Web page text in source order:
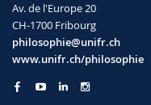
Av. de l'Europe 20
CH-1700 Fribourg
philosophie@unifr.ch
www.unifr.ch/philosophie